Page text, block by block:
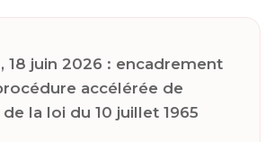
18 juin 2026 : encadrement
accélérée de
de la loi du 10 juillet 1965